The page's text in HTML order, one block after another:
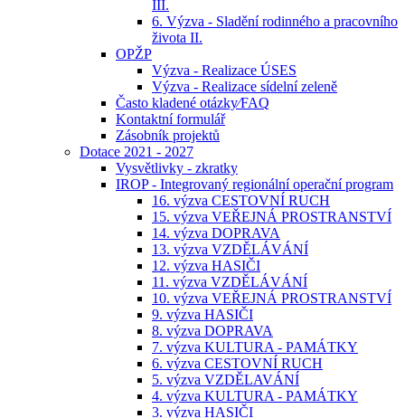
III.
6. Výzva - Sladění rodinného a pracovního
života II.
OPŽP
Výzva - Realizace ÚSES
Výzva - Realizace sídelní zeleně
Často kladené otázky⁄FAQ
Kontaktní formulář
Zásobník projektů
Dotace 2021 - 2027
Vysvětlivky - zkratky
IROP - Integrovaný regionální operační program
16. výzva CESTOVNÍ RUCH
15. výzva VEŘEJNÁ PROSTRANSTVÍ
14. výzva DOPRAVA
13. výzva VZDĚLÁVÁNÍ
12. výzva HASIČI
11. výzva VZDĚLÁVÁNÍ
10. výzva VEŘEJNÁ PROSTRANSTVÍ
9. výzva HASIČI
8. výzva DOPRAVA
7. výzva KULTURA - PAMÁTKY
6. výzva CESTOVNÍ RUCH
5. výzva VZDĚLAVÁNÍ
4. výzva KULTURA - PAMÁTKY
3. výzva HASIČI